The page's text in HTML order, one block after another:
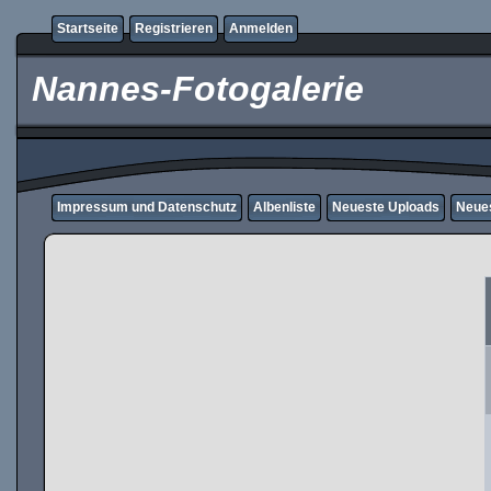
Startseite Registrieren Anmelden
Nannes-Fotogalerie
Impressum und Datenschutz Albenliste Neueste Uploads